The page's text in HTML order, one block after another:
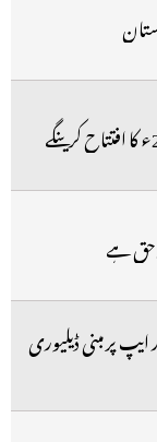
ہے
پر مبنی ڈیلیوری